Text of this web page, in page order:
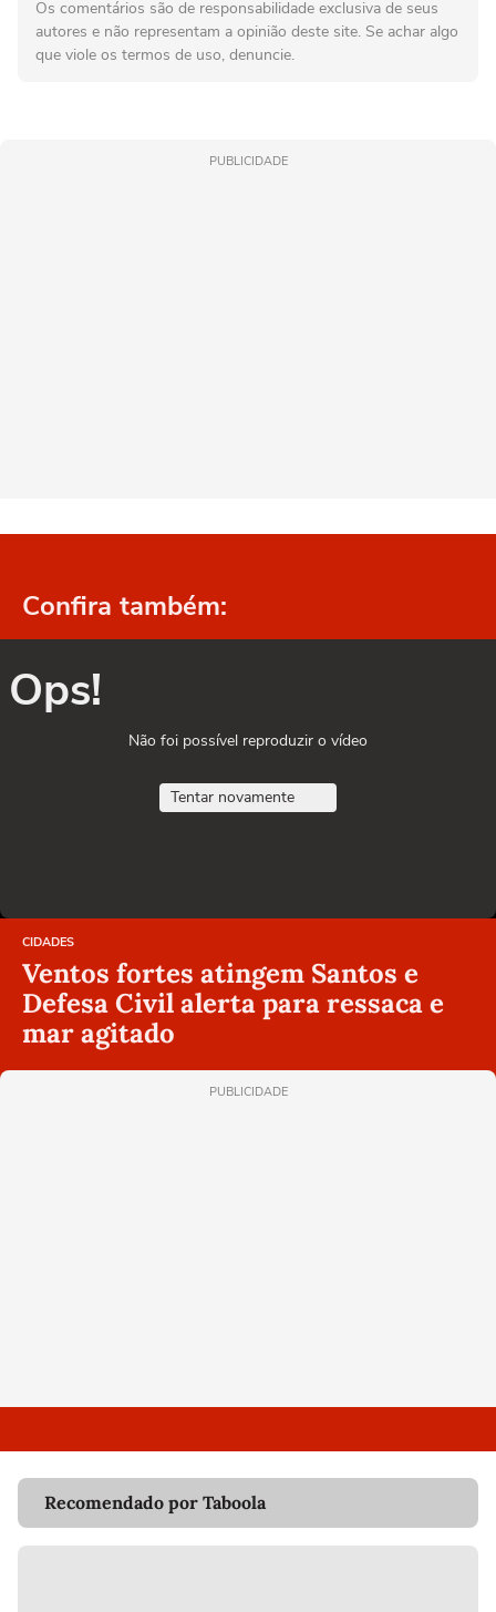
Os comentários são de responsabilidade exclusiva de seus
autores e não representam a opinião deste site. Se achar algo
que viole os termos de uso, denuncie.
PUBLICIDADE
Confira também:
Ops!
Não foi possível reproduzir o vídeo
Tentar novamente
CIDADES
Ventos fortes atingem Santos e
Defesa Civil alerta para ressaca e
mar agitado
PUBLICIDADE
Recomendado por Taboola